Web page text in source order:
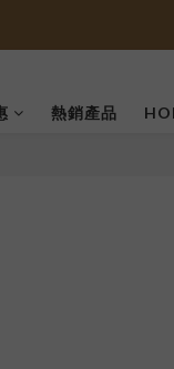
熱銷產品